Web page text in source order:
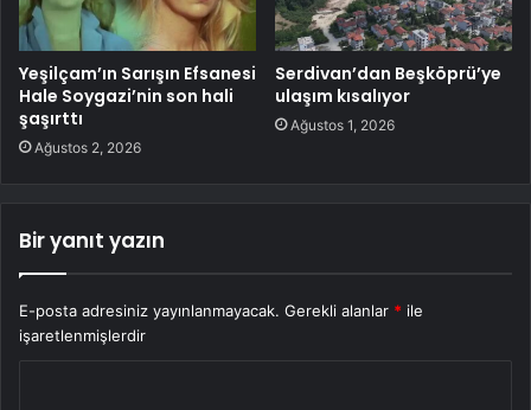
Yeşilçam’ın Sarışın Efsanesi
Hale Soygazi’nin son hali
şaşırttı
Ağustos 2, 2026
Serdivan’dan Beşköprü’ye
ulaşım kısalıyor
Ağustos 1, 2026
Bir yanıt yazın
E-posta adresiniz yayınlanmayacak. Gerekli alanlar * ile
işaretlenmişlerdir